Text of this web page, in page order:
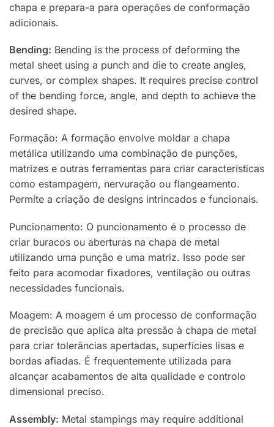
chapa e prepara-a para operações de conformação
adicionais.
Bending: Bending is the process of deforming the
metal sheet using a punch and die to create angles,
curves, or complex shapes. It requires precise control
of the bending force, angle, and depth to achieve the
desired shape.
Formação: A formação envolve moldar a chapa
metálica utilizando uma combinação de punções,
matrizes e outras ferramentas para criar características
como estampagem, nervuração ou flangeamento.
Permite a criação de designs intrincados e funcionais.
Puncionamento: O puncionamento é o processo de
criar buracos ou aberturas na chapa de metal
utilizando uma punção e uma matriz. Isso pode ser
feito para acomodar fixadores, ventilação ou outras
necessidades funcionais.
Moagem: A moagem é um processo de conformação
de precisão que aplica alta pressão à chapa de metal
para criar tolerâncias apertadas, superfícies lisas e
bordas afiadas. É frequentemente utilizada para
alcançar acabamentos de alta qualidade e controlo
dimensional preciso.
Assembly: Metal stampings may require additional